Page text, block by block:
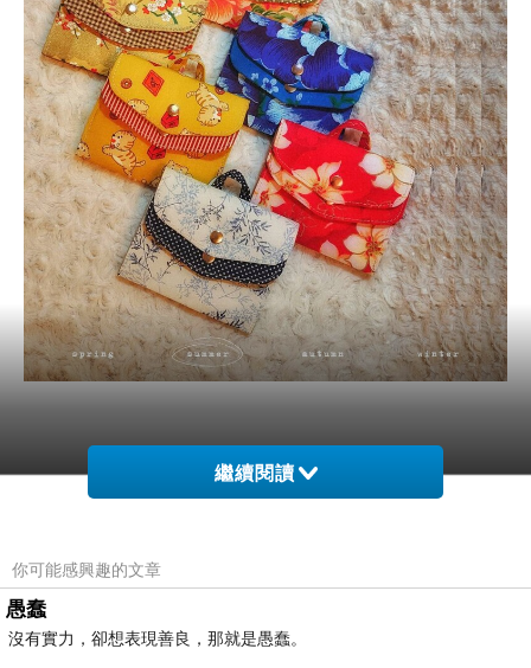
設◆計◆理 念
觀之客家人藝術品
品
法皆以吉祥圖案（牡丹花、梅花、
繼續閱讀
你可能感興趣的文章
愚蠢
沒有實力，卻想表現善良，那就是愚蠢。